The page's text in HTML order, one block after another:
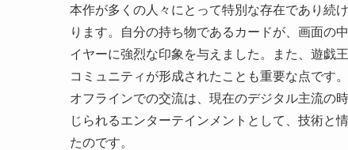
本作が多くの人々にとって特別な存在であり続
ります。自分の持ち物であるカードが、画面の
イヤーに強烈な印象を与えました。また、遊戯
コミュニティが形成されたことも重要な点です
オフラインでの交流は、現在のデジタル主流の
じられるエンターテインメントとして、技術と
たのです。